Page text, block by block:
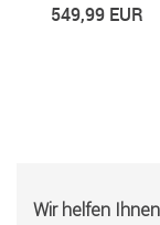
549,99 EUR
Wir helfen